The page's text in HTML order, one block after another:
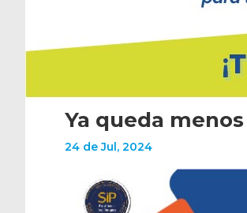
Ya queda menos
24 de Jul, 2024